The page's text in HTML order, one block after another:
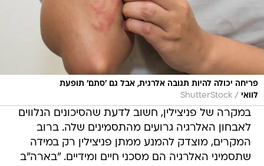
פריחה יכולה להיות תגובה אלרגית, אבל גם 'סתם' תופעת
לוואי /
ShutterStock
במקרה של פניצילין, חשוב לדעת שהסיכונים הנלווים
לאבחון האלרגיה גרועים מהתסמינים שלה. ברוב
המקרים, מוצדק להמנע ממתן פניצילין רק במידה
שתסמיני האלרגיה הם מסכני חיים ומידיים. "בארה"ב